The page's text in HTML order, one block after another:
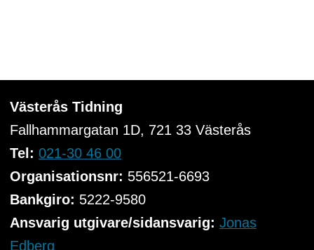
Västerås Tidning
Fallhammargatan 1D, 721 33Västerås
Tel: 021-30 46 00
Organisationsnr: 556521-6693
Bankgiro: 5222-9580
Ansvarig utgivare/sidansvarig: Jonas
Edberg